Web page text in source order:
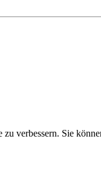
verbessern. Sie